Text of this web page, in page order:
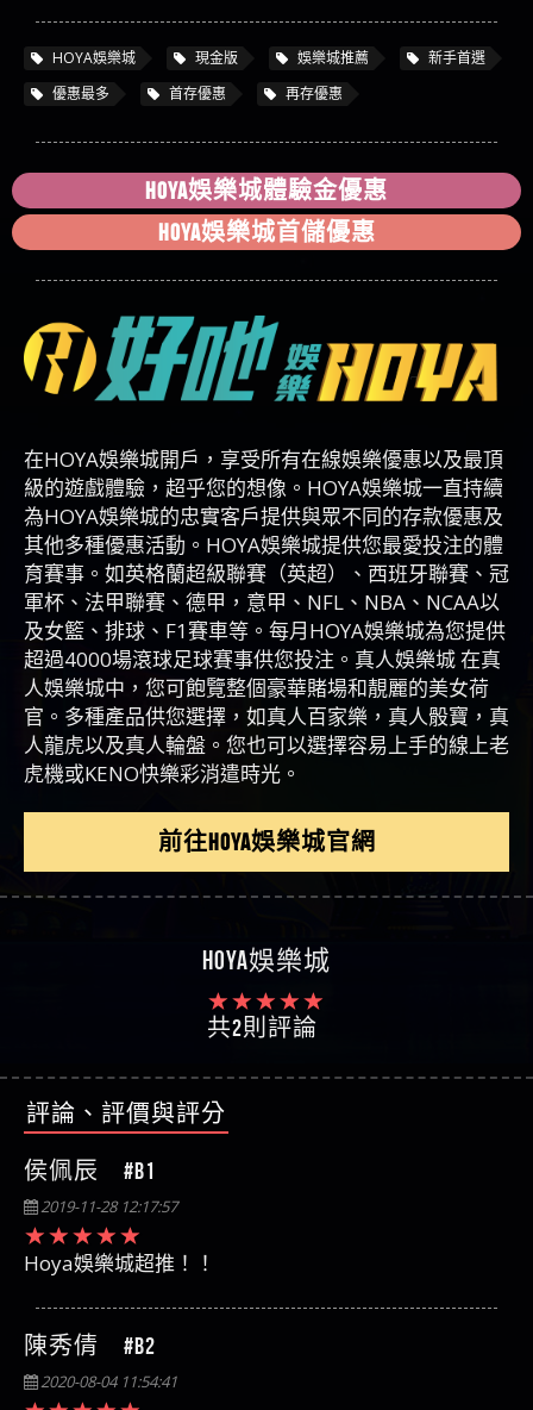
HOYA娛樂城 現金版 娛樂城推薦
新手首選
優惠最多
首存優惠 再存優惠
HOYA娛樂城體驗金優惠
HOYA娛樂城首儲優惠
在HOYA娛樂城開戶，享受所有在線娛樂優惠以及最頂
級的遊戲體驗，超乎您的想​​像。HOYA娛樂城一直持續
為HOYA娛樂城的忠實客戶提供與眾不同的存款優惠及
其他多種優惠活動。HOYA娛樂城提供您最愛投注的體
育賽事。如英格蘭超級聯賽（英超）、西班牙聯賽、冠
軍杯、法甲聯賽、德甲，意甲、NFL、NBA、NCAA以
及女籃、排球、F1賽車等。每月HOYA娛樂城為您提供
超過4000場滾球足球賽事供您投注。真人娛樂城 在真
人娛樂城中，您可飽覽整個豪華賭場和靚麗的美女荷
官。多種產品供您選擇，如真人百家樂，真人骰寶，真
人龍虎以及真人輪盤。您也可以選擇容易上手的線上老
虎機或KENO快樂彩消遣時光。
前往HOYA娛樂城官網
HOYA娛樂城
共2則評論
評論、評價與評分
侯佩辰 #B1
2019-11-28 12:17:57
Hoya娛樂城超推！！
陳秀倩 #B2
2020-08-04 11:54:41